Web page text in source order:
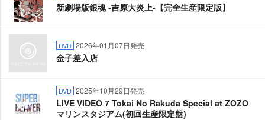
新劇場版銀魂 -吉原大炎上-【完全生産限定版】
DVD 2026年01月07日発売
金子差入店
DVD 2025年10月29日発売
LIVE VIDEO 7 Tokai No Rakuda Special at ZOZO
マリンスタジアム(初回生産限定盤)